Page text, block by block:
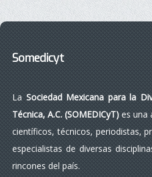
Somedicyt
LaSociedad Mexicana para la
Técnica, A.C. (SOMEDICyT)es una
científicos, técnicos, periodistas,
especialistas de diversas
rincones del país.